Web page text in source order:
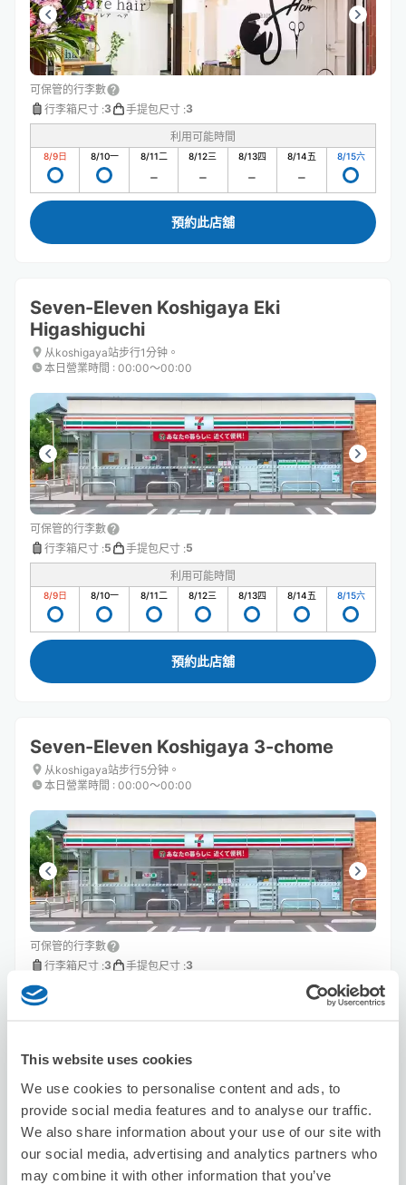
This website uses cookies
We use cookies to personalise content and ads, to
provide social media features and to analyse our traffic.
We also share information about your use of our site with
our social media, advertising and analytics partners who
may combine it with other information that you’ve
可保管的行李數
行李箱尺寸 :3 手提包尺寸 :3
利用可能時間
8/9日 8/10一 8/11二 8/12三 8/13四 8/14五 8/15六
預約此店舖
Seven-Eleven Koshigaya Eki
Higashiguchi
从koshigaya站步行1分钟。
本日營業時間 : 00:00〜00:00
可保管的行李數
行李箱尺寸 :5 手提包尺寸 :5
利用可能時間
8/9日 8/10一 8/11二 8/12三 8/13四 8/14五 8/15六
預約此店舖
Seven-Eleven Koshigaya 3-chome
从koshigaya站步行5分钟。
本日營業時間 : 00:00〜00:00
可保管的行李數
行李箱尺寸 :3 手提包尺寸 :3
Arsoa Tiara